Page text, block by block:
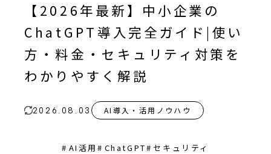
【2026年最新】中小企業の
ChatGPT導入完全ガイド|使い
方・料金・セキュリティ対策を
わかりやすく解説
2026.08.03 AI導入・活用ノウハウ
# AI活用 # ChatGPT# セキュリティ